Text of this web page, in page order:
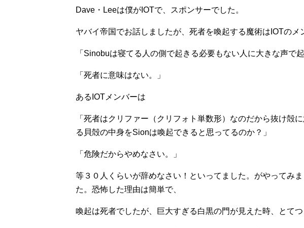
Dave・Leeは僕がIOTで、スポンサーでした。
ヤバイ帝国でお話しましたが、死者を喚起する魔術はIOTのメ
「Sinobuは寝てる人の側で起きる必要もない人に大きな声で
「死者に意味はない。」
あるIOTメンバーは
「死者はクリファー（クリフォト単数形）なのだから抜け殻
る貝殻の中身をSionは喚起できると思ってるのか？」
「危険だからやめなさい。」
等３０人くらいが辞めなさい！といってました。がやってみ
た。恐怖した理由は簡単で、
喚起は死者でしたが、巨大すぎる白黒の門が見えた時、とてつ